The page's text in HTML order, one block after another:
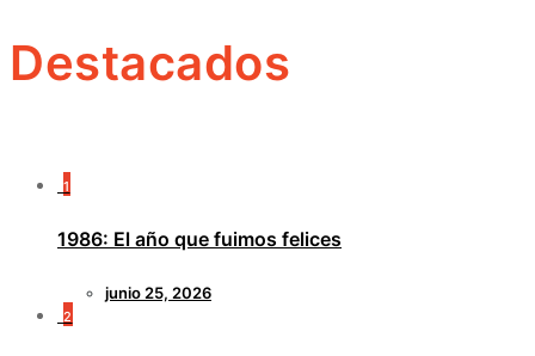
Destacados
1
1986: El año que fuimos felices
junio 25, 2026
2